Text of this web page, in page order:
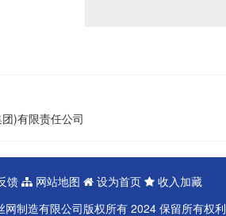
)有限责任公司
馈 网站地图 设为首页
收入加藏
网制造有限公司版权所有 2024 保留所有权利